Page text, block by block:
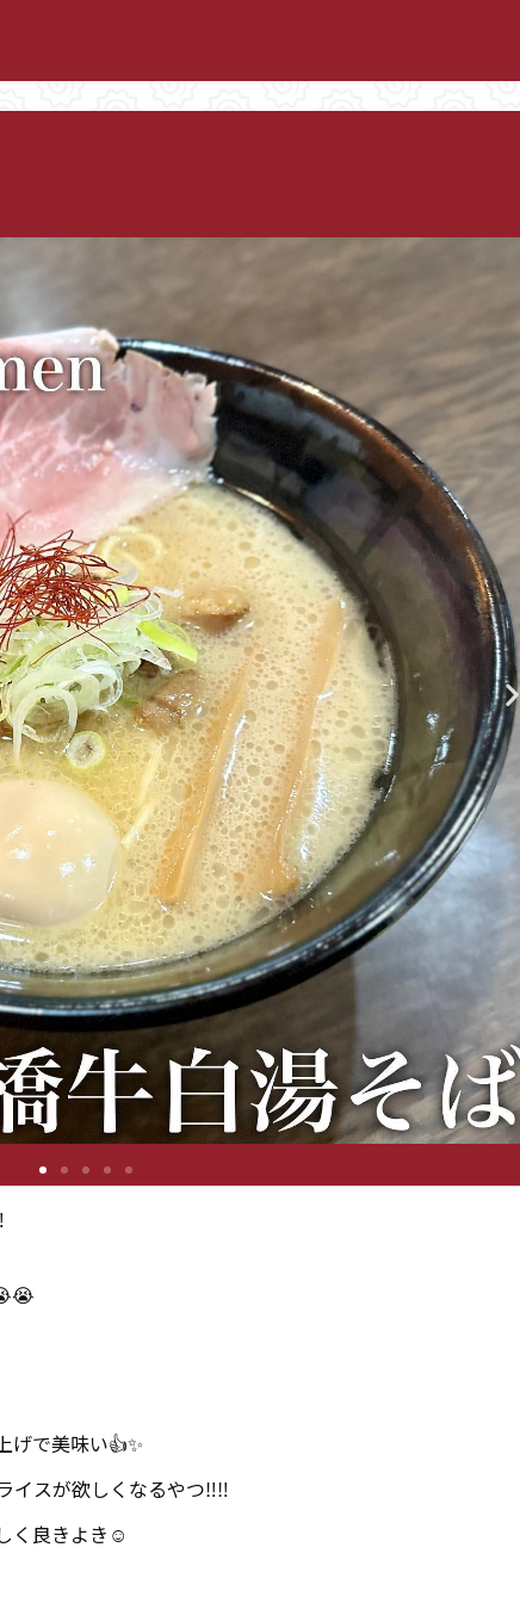
げで美味い👍✨
イスが欲しくなるやつ‼︎‼︎
く良きよき☺️